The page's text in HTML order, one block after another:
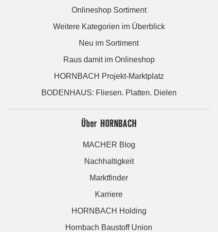
Onlineshop Sortiment
Weitere Kategorien im Überblick
Neu im Sortiment
Raus damit im Onlineshop
HORNBACH Projekt-Marktplatz
BODENHAUS: Fliesen. Platten. Dielen
Über HORNBACH
MACHER Blog
Nachhaltigkeit
Marktfinder
Karriere
HORNBACH Holding
Hornbach Baustoff Union